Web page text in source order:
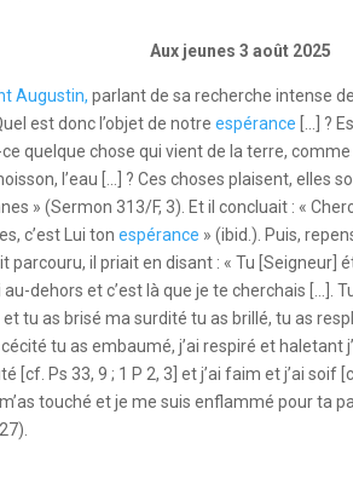
Aux jeunes 3 août 2025
Augustin, parlant de sa recherche intense
est donc l’objet de notre espérance […] ?
ce quelque chose qui vient de la terre, comme
l’eau […] ? Ces choses plaisent, elles
» (Sermon 313/F, 3). Et il concluait : «
c’est Lui ton espérance » (ibid.). Puis,
parcouru, il priait en disant : « Tu [Seigneur]
au-dehors et c’est là que je te cherchais […].
et tu as brisé ma surdité tu as brillé, tu as
tu as embaumé, j’ai respiré et haletant
[cf. Ps 33, 9 ; 1 P 2, 3] et j’ai faim et j’ai soif
touché et je me suis enflammé pour ta